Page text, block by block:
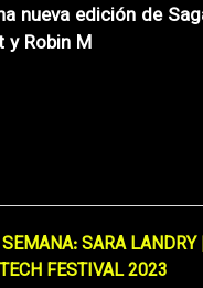
nueva edición de
y Robin M
SARA
FESTIVAL 2023